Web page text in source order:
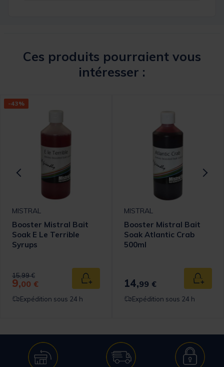
Ces produits pourraient vous
intéresser :
panier
-43%
MISTRAL
Booster Mistral Bait
Soak E Le Terrible
Syrups
Price reduced from
15,99 €to
9,00 € Ajouter au panier
Expédition sous 24 h
MISTRAL
Booster Mistral Bait
Soak Atlantic Crab
500ml
14,99 €
Expédition sous 24 h